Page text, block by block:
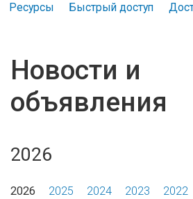
Ресурсы
Быстрый доступ
Новости и
объявления
2026
2026 2025 2024 2023 2022